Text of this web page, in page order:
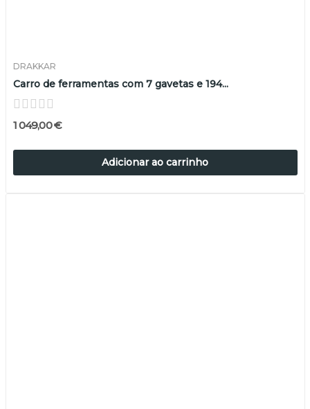
DRAKKAR
Carro de ferramentas com 7 gavetas e 194...
1 049,00 €
Adicionar ao carrinho